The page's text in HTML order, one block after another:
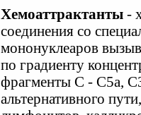
Хемоаттрактанты -
соединения со
мононуклеаров
по градиенту
фрагменты С - С5а,
альтернативного